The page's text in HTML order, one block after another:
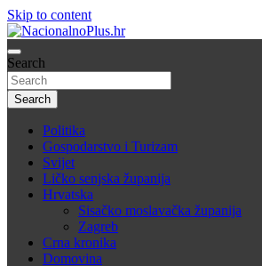
Skip to content
NacionalnoPlus.hr
Nacija želi znati više
Search
Search
Politika
Gospodarstvo i Turizam
Svijet
Ličko senjska županija
Hrvatska
Sisačko moslavačka županija
Zagreb
Crna kronika
Domovina